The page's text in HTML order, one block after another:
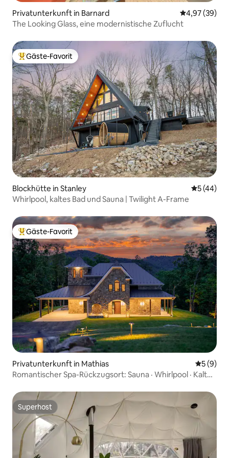
Privatunterkunft in Barnard
4,97 (39)
The Looking Glass, eine modernistische Zuflucht
Beliebter Gäste-Favorit.
Gäste-Favorit
Blockhütte in Stanley
5 (44)
Whirlpool, kaltes Bad und Sauna | Twilight A-Frame
Beliebter Gäste-Favorit.
Gäste-Favorit
Privatunterkunft in Mathias
5 (9)
Romantischer Spa-Rückzugsort: Sauna · Whirlpool · Kaltes
Superhost
Superhost